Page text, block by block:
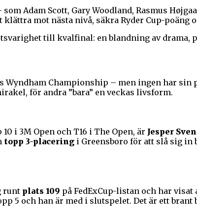
Adam Scott, Gary Woodland, Rasmus
klättra mot nästa nivå, säkra Ryder Cup-poäng
till kvalfinal: en blandning av drama,
Championship – men ingen har sin
för andra ”bara” en veckas livsform.
i 3M Open och T16 i The Open, är Jesper
topp 3-placering i Greensboro för att slå sig in
runt plats 109 på FedExCup-listan och har
5 och han är med i slutspelet. Det är ett